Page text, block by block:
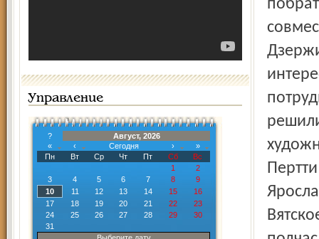
Управление
?
Август, 2026
«
‹ Сегодня ›
»
Пн
Вт Ср Чт Пт Сб
Вс
1
2
3
4 5 6 7 8
9
10
11 12 13 14 15
16
17
18 19 20 21 22
23
24
25 26 27 28 29
30
31